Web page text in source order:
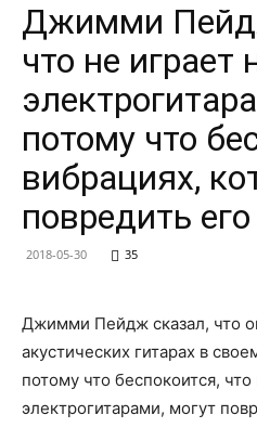
Джимми
что не играет
потому что
вибрациях,
повредить
2018-05-30 35
Джимми Пейдж сказал, что
акустических гитарах в
потому что беспокоится,
электрогитарами, могут